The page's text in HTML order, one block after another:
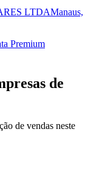
LTDAManaus,
Premium
de
de vendas neste